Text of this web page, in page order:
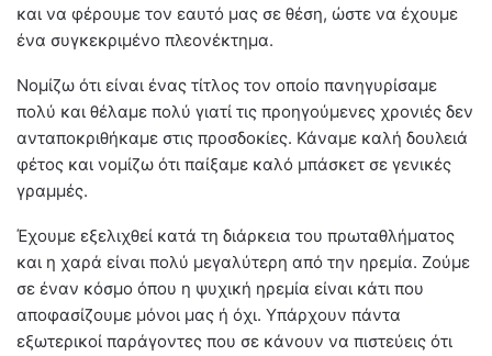
και να φέρουμε τον εαυτό μας σε θέση, ώστε να έχουμε
ένα συγκεκριμένο πλεονέκτημα.
Νομίζω ότι είναι ένας τίτλος τον οποίο πανηγυρίσαμε
πολύ και θέλαμε πολύ γιατί τις προηγούμενες χρονιές δεν
ανταποκριθήκαμε στις προσδοκίες. Κάναμε καλή δουλειά
φέτος και νομίζω ότι παίξαμε καλό μπάσκετ σε γενικές
γραμμές.
Έχουμε εξελιχθεί κατά τη διάρκεια του πρωταθλήματος
και η χαρά είναι πολύ μεγαλύτερη από την ηρεμία. Ζούμε
σε έναν κόσμο όπου η ψυχική ηρεμία είναι κάτι που
αποφασίζουμε μόνοι μας ή όχι. Υπάρχουν πάντα
εξωτερικοί παράγοντες που σε κάνουν να πιστεύεις ότι